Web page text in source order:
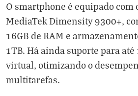
O smartphone é equipado com
MediaTek Dimensity 9300+,
16GB de RAM e
1TB. Há ainda suporte para até
virtual, otimizando o
multitarefas.